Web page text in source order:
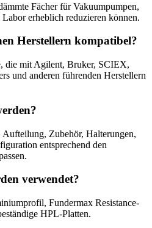
Fächer für Vakuumpumpen,
erheblich reduzieren können.
Herstellern kompatibel?
die mit Agilent, Bruker, SCIEX,
und anderen führenden Herstellern
Aufteilung, Zubehör, Halterungen,
entsprechend den
verwendet?
Fundermax Resistance-
HPL-Platten.